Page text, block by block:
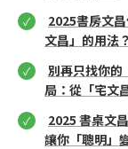
2025書房文
文昌」的用法？
別再只找你
局：從「宅文
2025 書桌文
讓你「聰明」